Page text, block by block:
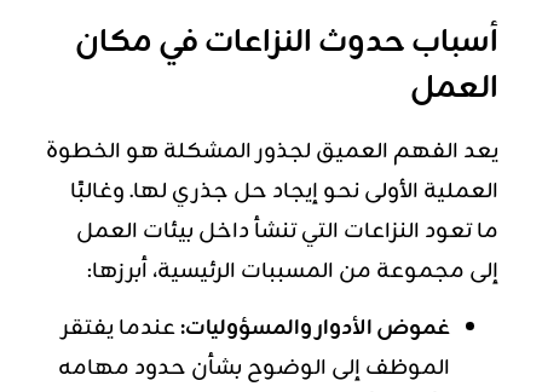
أسباب حدوث النزاعات في مكان
العمل
يعد الفهم العميق لجذور المشكلة هو الخطوة
العملية الأولى نحو إيجاد حل جذري لها. وغالبًا
ما تعود النزاعات التي تنشأ داخل بيئات العمل
إلى مجموعة من المسببات الرئيسية، أبرزها:
غموض الأدوار والمسؤوليات:عندما يفتقر
الموظف إلى الوضوح بشأن حدود مهامه